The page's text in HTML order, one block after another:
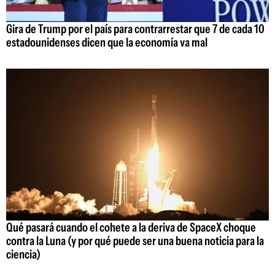
Gira de Trump por el país para contrarrestar que 7 de cada 10
estadounidenses dicen que la economía va mal
Qué pasará cuando el cohete a la deriva de SpaceX choque
contra la Luna (y por qué puede ser una buena noticia para la
ciencia)